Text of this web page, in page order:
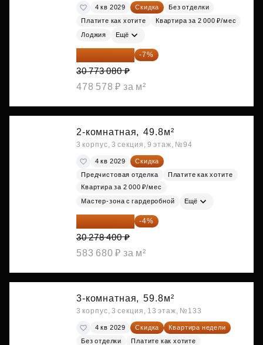
4 кв 2029 Скидка
Без отделки
Платите как хотите
Квартира за 2 000 ₽/мес
Лоджия Ещё
28 618 964 ₽ -7%
30 773 080 ₽
478 578 ₽ за м²
2-комнатная, 49.8м²
3 корпус, 3 секция, 9 этаж, №94
4 кв 2029
Скидка
Предчистовая отделка
Платите как хотите
Квартира за 2 000 ₽/мес
Мастер-зона с гардеробной Ещё
29 067 264 ₽ -4%
30 278 400 ₽
583 680 ₽ за м²
3-комнатная, 59.8м²
3 корпус, 3 секция, 13 этаж, №133
4 кв 2029 Скидка
Квартира недели
Без отделки
Платите как хотите